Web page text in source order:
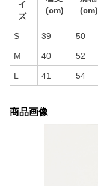
イ
ズ
(cm)
(cm)
S 39 50
M 40 52
L 41 54
商品画像